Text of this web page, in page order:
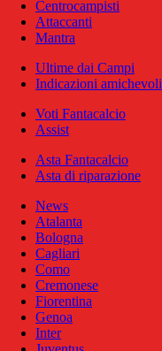
Centrocampisti
Attaccanti
Mantra
Ultime dai Campi
Indicazioni amichevoli
Voti Fantacalcio
Assist
Asta Fantacalcio
Asta di riparazione
News
Atalanta
Bologna
Cagliari
Como
Cremonese
Fiorentina
Genoa
Inter